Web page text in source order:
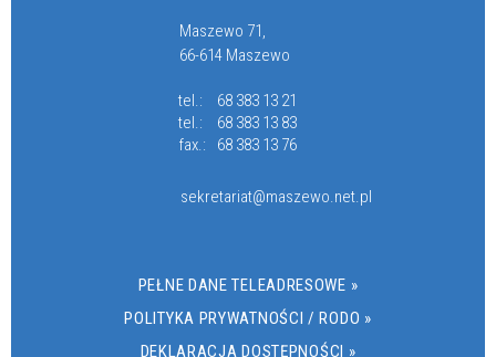
Maszewo 71,
66-614 Maszewo
tel.:
68 383 13 21
tel.:
68 383 13 83
fax.:
68 383 13 76
sekretariat@maszewo.net.pl
PEŁNE DANE TELEADRESOWE »
POLITYKA PRYWATNOŚCI / RODO »
DEKLARACJA DOSTĘPNOŚCI »